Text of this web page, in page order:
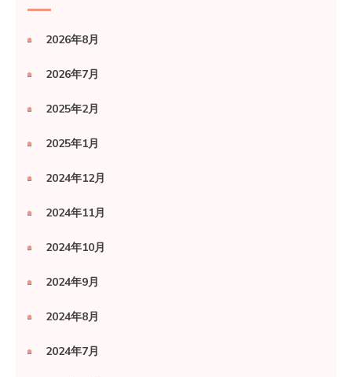
2026年8月
2026年7月
2025年2月
2025年1月
2024年12月
2024年11月
2024年10月
2024年9月
2024年8月
2024年7月